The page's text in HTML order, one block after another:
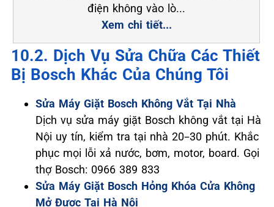
điện không vào lò...
Xem chi tiết...
10.2. Dịch Vụ Sửa Chữa Các Thiết
Bị Bosch Khác Của Chúng Tôi
Sửa Máy Giặt Bosch Không Vắt Tại Nhà
Dịch vụ sửa máy giặt Bosch không vắt tại Hà
Nội uy tín, kiểm tra tại nhà 20–30 phút. Khắc
phục mọi lỗi xả nước, bơm, motor, board. Gọi
thợ Bosch: 0966 389 833
Sửa Máy Giặt Bosch Hỏng Khóa Cửa Không
Mở Được Tại Hà Nội